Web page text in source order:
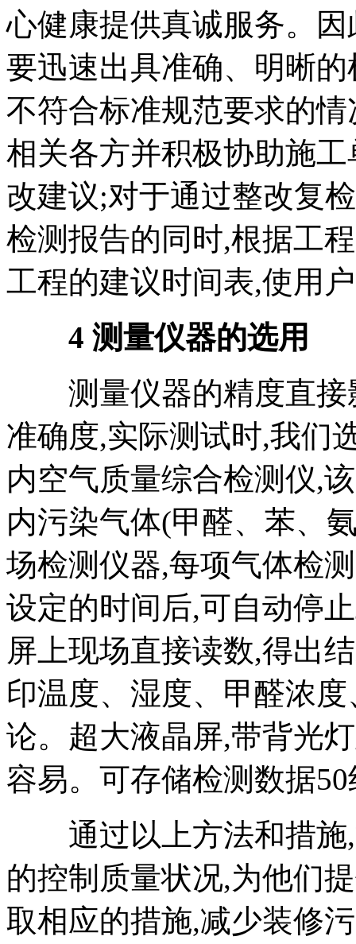
心健康提供真诚服务。
要迅速出具准确、明晰
不符合标准规范要求的
相关各方并积极协助施
改建议;对于通过整改复
检测报告的同时,根据工
工程的建议时间表,使用
4 测量仪器的选用
测量仪器的精度直接
准确度,实际测试时,我们
内空气质量综合检测仪,
内污染气体(甲醛、苯、
场检测仪器,每项气体检
设定的时间后,可自动停
屏上现场直接读数,得出
印温度、湿度、甲醛浓
论。超大液晶屏,带背光
容易。可存储检测数据
通过以上方法和措施,
的控制质量状况,为他们
取相应的措施,减少装修